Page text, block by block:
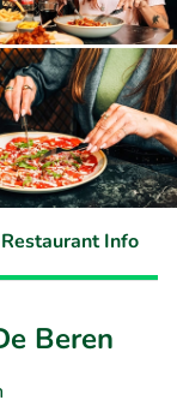
Restaurant Info
Beren